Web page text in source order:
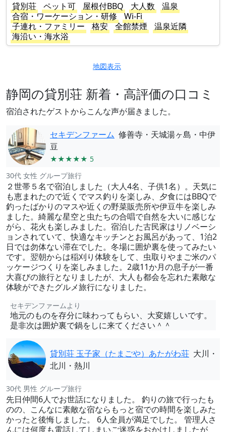
貸別荘
ペット可 屋根付BBQ 大人数
温泉
合宿・ワーケーション・研修
Wi-Fi
子連れ・ファミリー
格安 全館禁煙
温泉近隣
海沿い・海水浴
地図表示
静岡の貸別荘 新着・高評価の口コミ
宿泊されたゲストからこんな声が届きました。
セキデンファーム 修善寺・天城湯ヶ島・中伊
豆
★★★★★ 5
30代 女性 グループ旅行
２世帯５名で宿泊しました（大人4名、子供1名）。天気に
も恵まれたので近くでマス釣りを楽しみ、夕食にはBBQで
釣ったばかりのマスや近くの野菜販売所や伊豆牛を楽しみ
ました。綺麗な星空と虫たちの合唱で自然を大いに感じな
がら、花火も楽しみました。宿泊した古民家はリノベーシ
ョンされていて、快適なキッチンとお風呂があって、1泊2
日では勿体ない滞在でした。冬場に囲炉裏を使ってみたい
です。翌朝からは稲刈り体験をして、虫取りやまご米のパ
ッケージつくりを楽しみました。2歳11か月の息子が一番
大喜びの旅行となりましたが、大人も都会を忘れた素敵な
体験ができたグルメ旅行になりました。
セキデンファームより
地元のものを存分に味わってもらい、大変嬉しいです。
是非次は囲炉裏で鍋をしに来てください＾＾
貸別荘 玉子家（たまごや）あたがわ荘 大川・
北川・熱川
30代 男性 グループ旅行
先日仲間6人でお世話になりました。 釣りの旅で行ったも
のの、こんなに素敵な宿ならもっと宿での時間を楽しみた
かったと後悔しました。 6人全員が満足でした。 管理人さ
んには何度も電話してしまいご迷惑をおかけしましたが、